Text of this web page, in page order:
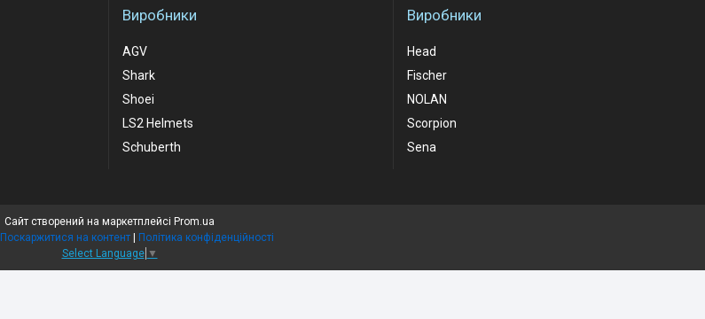
Виробники
AGV
Shark
Shoei
LS2 Helmets
Schuberth
Виробники
Head
Fischer
NOLAN
Scorpion
Sena
Сайт створений на маркетплейсі Prom.ua
Поскаржитися на контент | Політика конфіденційності
Select Language ▼